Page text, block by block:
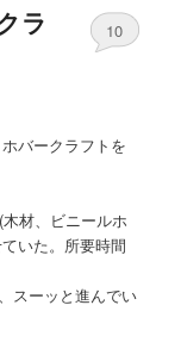
ラ
10
バークラフトを
材、ビニールホ
いた。所要時間
スーッと進んでい